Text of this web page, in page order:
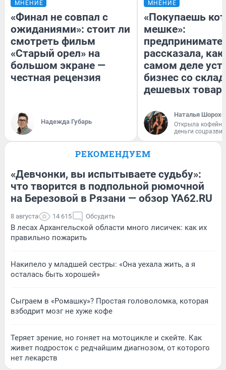
МНЕНИЕ
«Финал не совпал с
ожиданиями»: стоит ли
смотреть фильм
«Старый орел» на
большом экране —
честная рецензия
Надежда Губарь
МНЕНИЕ
«Покупаешь
мешке»:
рассказала, как
самом деле
бизнес со
дешевых
Наталья
Открыла
деньги
РЕКОМЕНДУЕМ
«Девчонки, вы испытываете судьбу»:
что творится в подпольной рюмочной
на Березовой в Рязани — обзор YA62.RU
8 августа 14 615 Обсудить
В лесах Архангельской области много лисичек: как их
правильно пожарить
Накипело у младшей сестры: «Она уехала жить, а я
осталась быть хорошей»
Сыграем в «Ромашку»? Простая головоломка, которая
взбодрит мозг не хуже кофе
Теряет зрение, но гоняет на мотоцикле и скейте. Как
живет подросток с редчайшим диагнозом, от которого
нет лекарств